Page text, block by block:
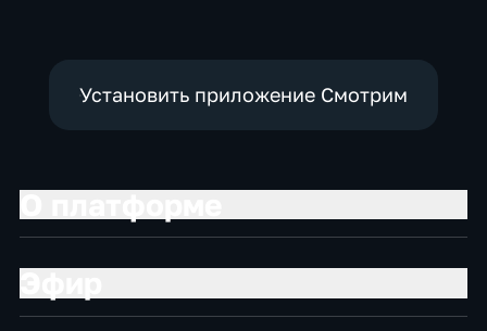
Установить приложение Смотрим